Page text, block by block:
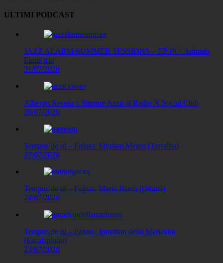
ULTIMI PODCAST
JAZZ ALARM SUMMER SESSIONS – EP.19 :: Antonio
Floris trio
31/07/2026
Albergo Savoia :: Simone Azzu al Radio X Social Club
28/07/2026
Tempus de oi – Fainas: Myriam Mereu (Terralba)
27/07/2026
Tempus de oi – Fainas: Maria Barca (Ottana)
24/07/2026
Tempus de oi – Fainas: Jonathan della Marianna
(Escalaplano)
23/07/2026